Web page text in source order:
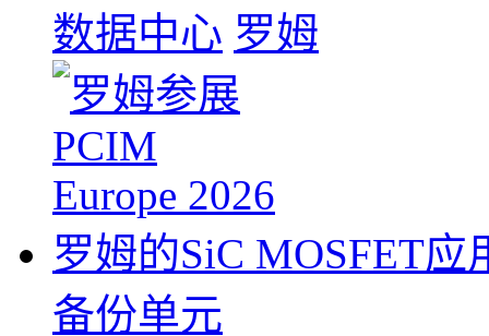
数据中心 罗姆
罗姆的SiC MOSFET
备份单元